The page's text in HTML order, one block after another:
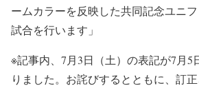
ームカラーを反映した共同記念ユニ
試合を行います」
※記事内、7月3日（土）の表記が7月5
りました。お詫びするとともに、訂